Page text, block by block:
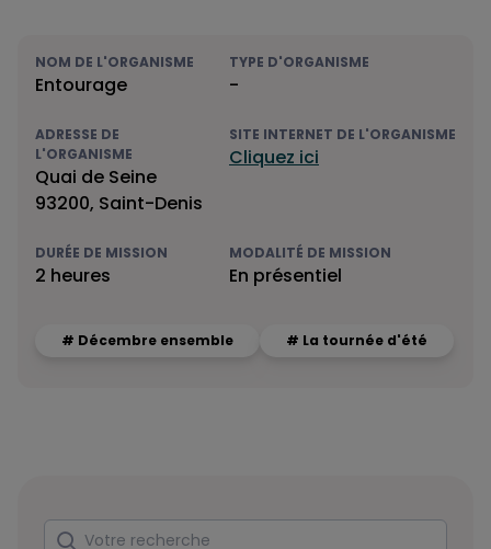
NOM DE L'ORGANISME
Entourage
TYPE D'ORGANISME
-
ADRESSE DE
L'ORGANISME
Quai de Seine
93200, Saint-Denis
SITE INTERNET DE L'ORGANISME
Cliquez ici
DURÉE DE MISSION
2 heures
MODALITÉ DE MISSION
En présentiel
# Décembre ensemble # La tournée d'été
Rechercher
Votre recherche